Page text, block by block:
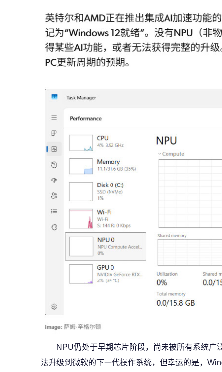
NPU仍处于早期芯片阶段，尚未被所有系统广
法升级到微软的下一代操作系统，但幸运的是，